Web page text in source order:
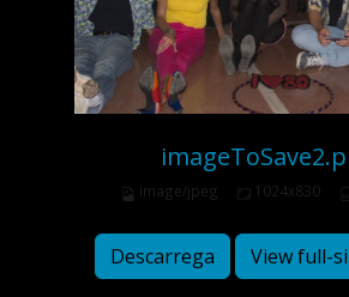
image/jpeg 1024x830
Descarrega View full-